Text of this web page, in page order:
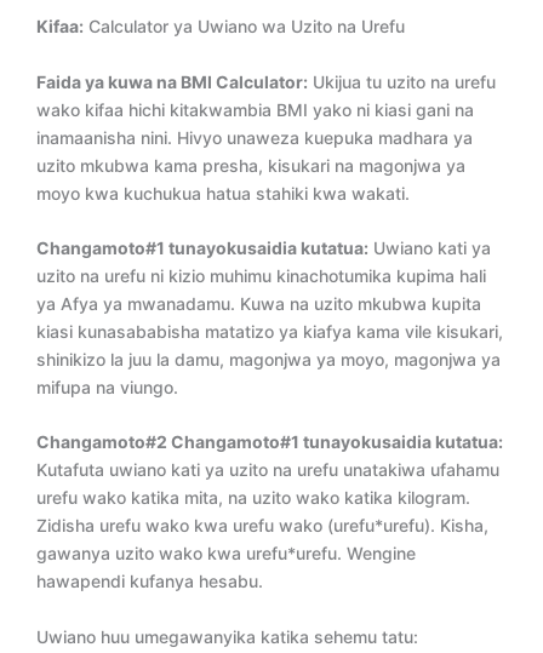
Kifaa: Calculator ya Uwiano wa Uzito na Urefu
Faida ya kuwa na BMI Calculator: Ukijua tu uzito na urefu
wako kifaa hichi kitakwambia BMI yako ni kiasi gani na
inamaanisha nini. Hivyo unaweza kuepuka madhara ya
uzito mkubwa kama presha, kisukari na magonjwa ya
moyo kwa kuchukua hatua stahiki kwa wakati.
Changamoto#1 tunayokusaidia kutatua: Uwiano kati ya
uzito na urefu ni kizio muhimu kinachotumika kupima hali
ya Afya ya mwanadamu. Kuwa na uzito mkubwa kupita
kiasi kunasababisha matatizo ya kiafya kama vile kisukari,
shinikizo la juu la damu, magonjwa ya moyo, magonjwa ya
mifupa na viungo.
Changamoto#2 Changamoto#1 tunayokusaidia kutatua:
Kutafuta uwiano kati ya uzito na urefu unatakiwa ufahamu
urefu wako katika mita, na uzito wako katika kilogram.
Zidisha urefu wako kwa urefu wako (urefu*urefu). Kisha,
gawanya uzito wako kwa urefu*urefu. Wengine
hawapendi kufanya hesabu.
Uwiano huu umegawanyika katika sehemu tatu: